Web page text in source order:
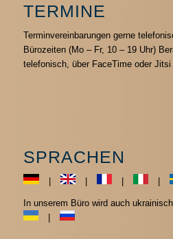
TERMINE
Terminvereinbarungen gerne
Bürozeiten (Mo – Fr, 10 – 19 Uhr)
telefonisch, über FaceTime oder Jitsi
SPRACHEN
In unserem Büro wird auch